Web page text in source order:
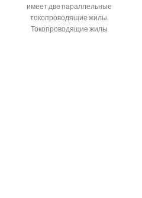
имеет две параллельные
токопроводящие жилы.
Токопроводящие жилы